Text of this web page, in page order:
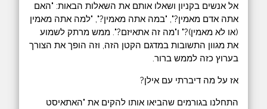
אל אנשים בקניון ושאלו אותם את השאלות הבאות: "האם
אתה אדם מאמין?", "במה אתה מאמין?", "למה אתה מאמין
(או לא מאמין)?" ו"מה זה אתאיזם?". ממש מרתק לשמוע
את מגוון התשובות במדגם הקטן הזה, וזה הופך את הצורך
בערוץ כזה לממש ברור.
אז על מה דיברתי עם אילן?
התחלנו בגורמים שהביאו אותו להקים את "האתאיסט